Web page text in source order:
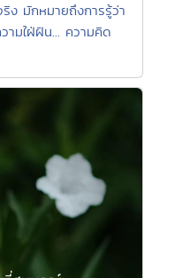
ง มักหมายถึงการรู้ว่า
ามใฝ่ฝัน... ความคิด